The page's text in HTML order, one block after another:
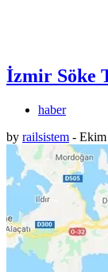
İzmir Söke
haber
by railsistem - Ekim